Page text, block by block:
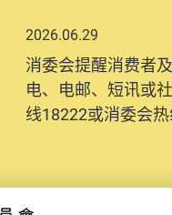
2026.06.29
消委会提醒消费者
电、电邮、短讯或
线18222或消委会